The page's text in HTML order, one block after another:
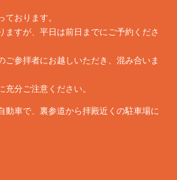
おります。
すが、平日は前日までにご予約くださ
参拝者にお越しいただき、混み合いま
分ご注意ください。
動車で、裏参道から拝殿近くの駐車場に